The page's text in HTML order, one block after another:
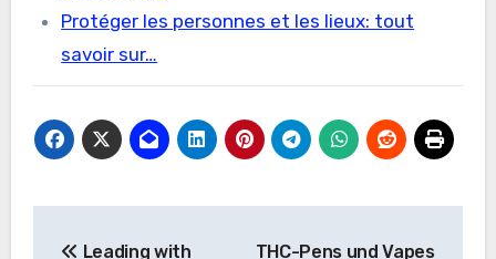
Protéger les personnes et les lieux: tout
savoir sur…
Leading with THC-Pens und Vapes